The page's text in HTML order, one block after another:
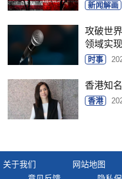
新闻解画
攻破世
领域实
时事
香港知
香港
关于我们 网站地图